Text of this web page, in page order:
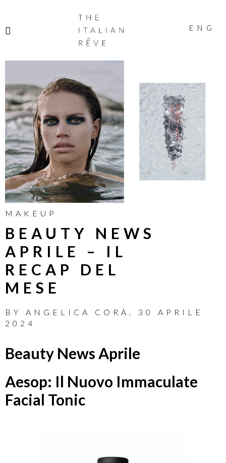
ITALIAN
RÊVE
ENG
MAKEUP
BEAUTY NEWS
APRILE – IL
RECAP DEL
MESE
BY ANGELICA CORÀ
30 APRILE
2024
Beauty News Aprile
Aesop: Il Nuovo Immaculate
Facial Tonic